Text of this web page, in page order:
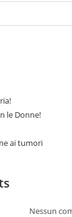
le Donne!
ai tumori
Nessun